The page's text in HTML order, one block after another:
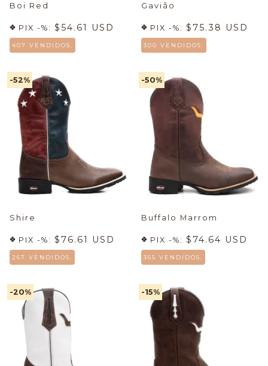
Boi Red
PIX -%: $54.61 USD
407 VENDIDOS.
Gavião
PIX -%: $75.38 USD
300 VENDIDOS.
-52%
Shire
PIX -%: $76.61 USD
267 VENDIDOS.
-50%
Buffalo Marrom
PIX -%: $74.64 USD
365 VENDIDOS.
-20% -15%